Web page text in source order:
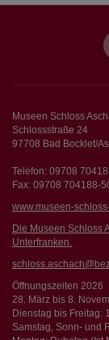
Museen Schloss
Schlossstraße 24
97708 Bad Bocklet/
Telefon: 09708
Fax: 09708 704188-
www.museen-
Die Museen Schloss
Unterfranken.
Öffnungszeiten 2026
28. März bis 8.
Dienstag bis Freitag:
Samstag, Sonn- und